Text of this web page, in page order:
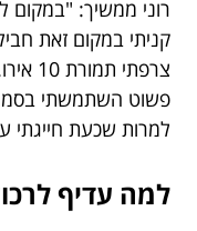
פשוט השתמשתי
למרות שכעת חייגתי
למה עדיף